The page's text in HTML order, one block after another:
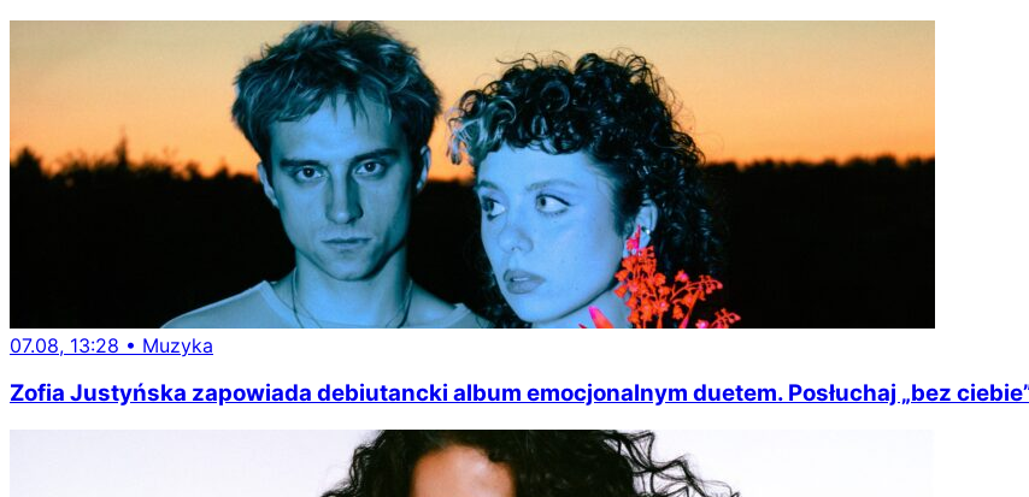
07.08, 13:28 • Muzyka
Zofia Justyńska zapowiada debiutancki album emocjonalnym duetem. Posłuchaj „bez